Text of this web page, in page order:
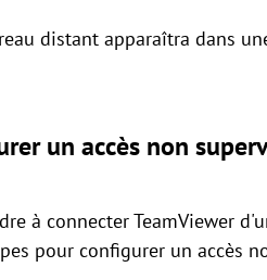
distant apparaîtra dans
un accès non
à connecter TeamViewer
pour configurer un accès